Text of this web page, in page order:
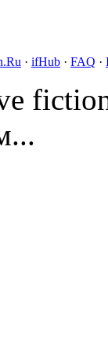
· ifHub · FAQ ·